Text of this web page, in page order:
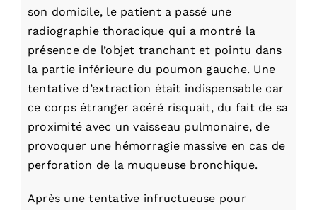
son domicile, le patient a passé une
radiographie thoracique qui a montré la
présence de l’objet tranchant et pointu dans
la partie inférieure du poumon gauche. Une
tentative d’extraction était indispensable car
ce corps étranger acéré risquait, du fait de sa
proximité avec un vaisseau pulmonaire, de
provoquer une hémorragie massive en cas de
perforation de la muqueuse bronchique.
Après une tentative infructueuse pour